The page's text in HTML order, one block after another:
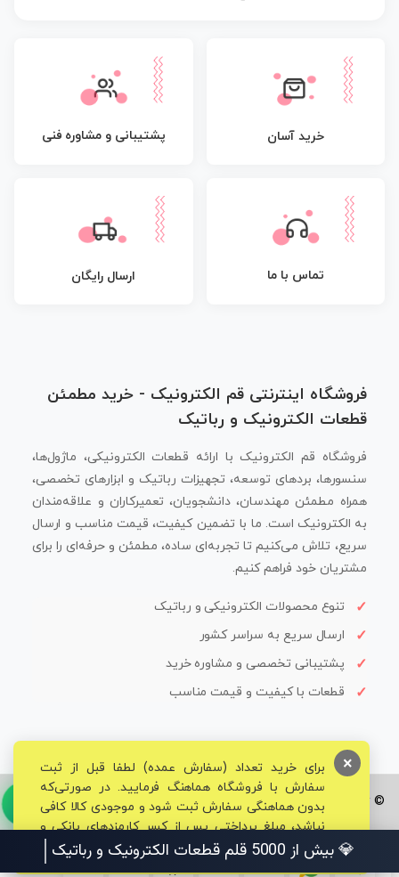
خرید آسان پشتیبانی و مشاوره فنی
تماس با ما ارسال رایگان
فروشگاه اینترنتی قم الکترونیک - خرید مطمئن
قطعات الکترونیک و رباتیک
فروشگاه قم الکترونیک با ارائه قطعات الکترونیکی، ماژول‌ها،
سنسورها، بردهای توسعه، تجهیزات رباتیک و ابزارهای تخصصی،
همراه مطمئن مهندسان، دانشجویان، تعمیرکاران و علاقه‌مندان
به الکترونیک است. ما با تضمین کیفیت، قیمت مناسب و ارسال
سریع، تلاش می‌کنیم تا تجربه‌ای ساده، مطمئن و حرفه‌ای را برای
مشتریان خود فراهم کنیم.
تنوع محصولات الکترونیکی و رباتیک
ارسال سریع به سراسر کشور
پشتیبانی تخصصی و مشاوره خرید
قطعات با کیفیت و قیمت مناسب
© تمامی حقوق برای فروشگاه تخصصی قم الکترونیک محفوظ می‌باشد.
برای خرید تعداد (سفارش عمده) لطفا قبل از ثبت
سفارش با فروشگاه هماهنگ فرمایید. در صورتی‌که
بدون هماهنگی سفارش ثبت شود و موجودی کالا کافی
نباشد، مبلغ پرداختی پس از کسر کارمزدهای بانکی و
مالیاتی به حساب شما بازگشت داده خواهد شد.
×
💎 بیش از 5000 قلم قطعات الکترونیک و رباتیک